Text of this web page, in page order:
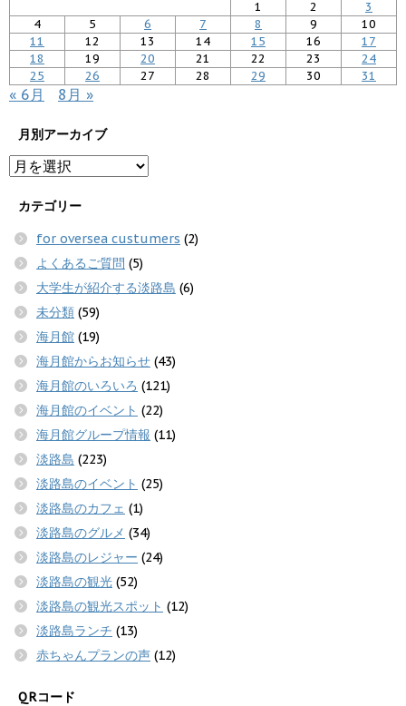
1 2
3
4
5 6 7 8 9
10
11
12 13 14 15 16
17
18
19 20 21 22 23
24
25
26 27 28 29 30 31
« 6月 8月 »
月別アーカイブ
カテゴリー
for oversea custumers (2)
よくあるご質問 (5)
大学生が紹介する淡路島 (6)
未分類 (59)
海月館 (19)
海月館からお知らせ (43)
海月館のいろいろ (121)
海月館のイベント (22)
海月館グループ情報 (11)
淡路島 (223)
淡路島のイベント (25)
淡路島のカフェ (1)
淡路島のグルメ (34)
淡路島のレジャー (24)
淡路島の観光 (52)
淡路島の観光スポット (12)
淡路島ランチ (13)
赤ちゃんプランの声 (12)
QRコード